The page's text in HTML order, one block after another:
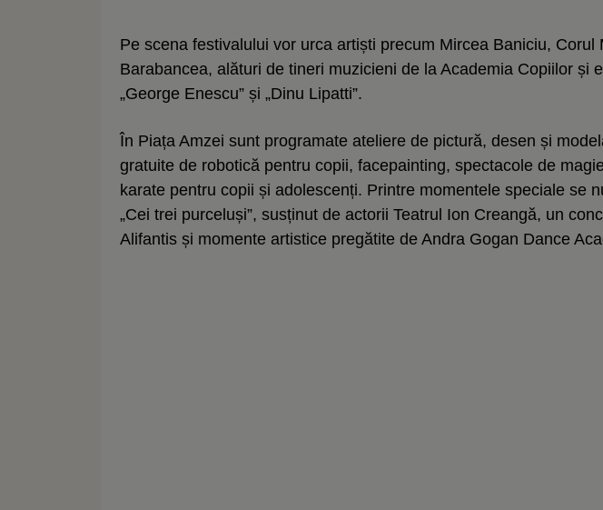
Pe scena festivalului vor urca artiști precum Mircea Baniciu, Corul
Barabancea, alături de tineri muzicieni de la Academia Copiilor și
„George Enescu” și „Dinu Lipatti”.
În Piața Amzei sunt programate ateliere de pictură, desen și
gratuite de robotică pentru copii, facepainting, spectacole de
karate pentru copii și adolescenți. Printre momentele speciale se
„Cei trei purceluși”, susținut de actorii Teatrul Ion Creangă, un
Alifantis și momente artistice pregătite de Andra Gogan Dance